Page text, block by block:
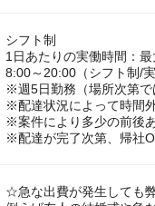
シフト制
1日あたりの実働時間：最
8:00～20:00（シフト制/実
※週5日勤務（場所次第で
※配達状況によって時間
※案件により多少の前後
※配達が完了次第、帰社
☆急な出費が発生しても